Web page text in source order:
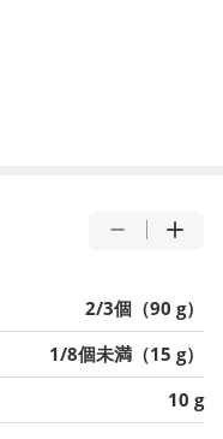
2/3個（90 g）
1/8個未満（15 g）
10 g